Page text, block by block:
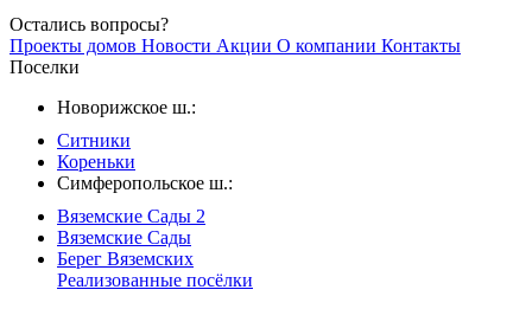
Остались вопросы?
Проекты домов Новости Акции О компании Контакты
Поселки
Новорижское ш.:
Ситники
Кореньки
Симферопольское ш.:
Вяземские Сады 2
Вяземские Сады
Берег Вяземскиx
Реализованные посёлки